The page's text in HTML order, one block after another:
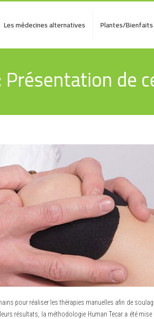
Les médecines alternatives Plantes/Bienfaits
Présentation de
résultats, la méthodologie Human Tecar a été